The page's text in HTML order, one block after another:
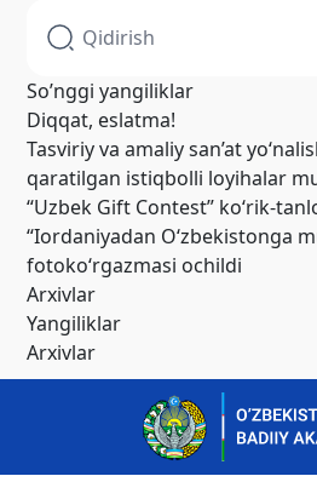
So’nggi yangiliklar
Diqqat, eslatma!
Tasviriy va amaliy san’at
qaratilgan istiqbolli loyihalar
“Uzbek Gift Contest” ko‘rik-
“Iordaniyadan O‘zbekistonga
fotoko‘rgazmasi ochildi
Arxivlar
Yangiliklar
Arxivlar